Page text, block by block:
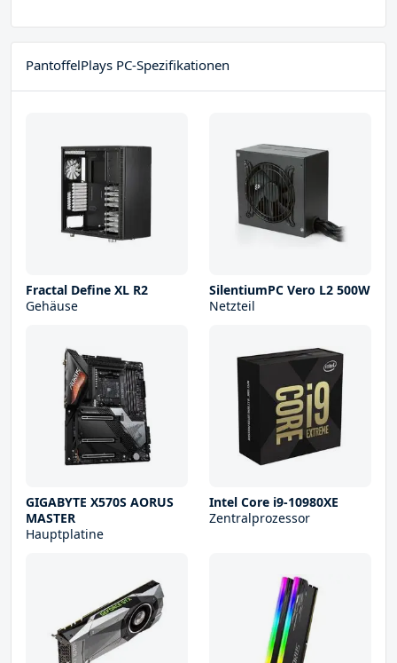
PantoffelPlays PC-Spezifikationen
Fractal Define XL R2
Gehäuse
SilentiumPC Vero L2 500W
Netzteil
GIGABYTE X570S AORUS
MASTER
Hauptplatine
Intel Core i9-10980XE
Zentralprozessor